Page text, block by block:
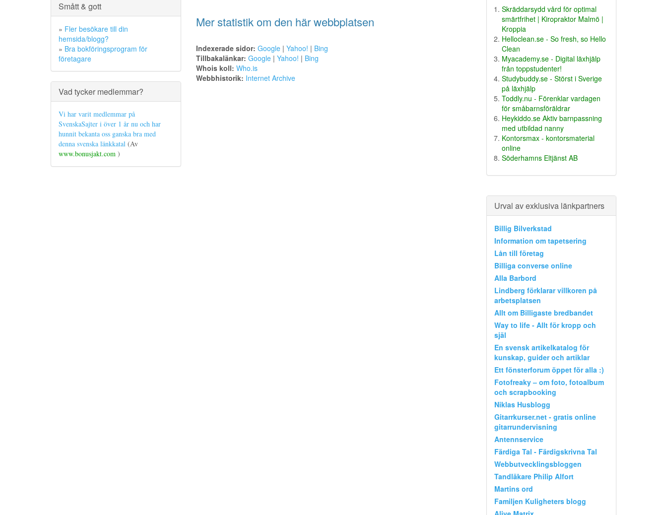
Smått & gott
» Fler besökare till din
hemsida/blogg?
» Bra bokföringsprogram för
företagare
Vad tycker medlemmar?
Vi har varit medlemmar på
SvenskaSajter i över 1 år nu och har
hunnit bekanta oss ganska bra med
denna svenska länkkatal (Av
www.bonusjakt.com )
Mer statistik om den här webbplatsen
Indexerade sidor: Google| Yahoo! | Bing
Tillbakalänkar: Google| Yahoo! | Bing
Whois koll: Who.is
Webbhistorik: Internet Archive
Skräddarsydd vård för optimal
smärtfrihet | Kiropraktor Malmö |
Kroppia
Helloclean.se - So fresh, so Hello
Clean
Myacademy.se - Digital läxhjälp
från toppstudenter!
Studybuddy.se - Störst i Sverige
på läxhjälp
Toddly.nu - Förenklar vardagen
för småbarnsföräldrar
Heykiddo.se Aktiv barnpassning
med utbildad nanny
Kontorsmax - kontorsmaterial
online
Söderhamns Eltjänst AB
Urval av exklusiva länkpartners
Billig Bilverkstad
Information om tapetsering
Lån till företag
Billiga converse online
Alla Barbord
Lindberg förklarar villkoren på
arbetsplatsen
Allt om Billigaste bredbandet
Way to life - Allt för kropp och
själ
En svensk artikelkatalog för
kunskap, guider och artiklar
Ett fönsterforum öppet för alla :)
Fotofreaky – om foto, fotoalbum
och scrapbooking
Niklas Husblogg
Gitarrkurser.net - gratis online
gitarrundervisning
Antennservice
Färdiga Tal - Färdigskrivna Tal
Webbutvecklingsbloggen
Tandläkare Philip Alfort
Martins ord
Familjen Kuligheters blogg